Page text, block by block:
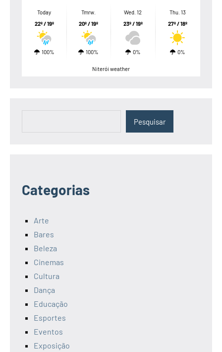
Today
22º / 19º
100%
Tmrw.
20º / 19º
100%
Wed. 12
23º / 19º
0%
Thu. 13
27º / 18º
0%
Niterói weather
Pesquisar
Categorias
Arte
Bares
Beleza
Cinemas
Cultura
Dança
Educação
Esportes
Eventos
Exposição